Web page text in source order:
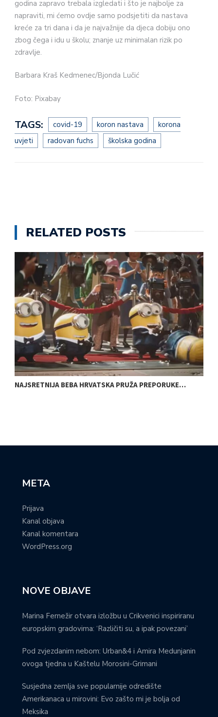
godina zapravo trebala izgledati i što je najbolje za
napraviti, mi ćemo ovdje samo podsjetiti da nastava
kreće za tri dana i da je najvažnije da djeca dobiju ono
zbog čega i idu u školu; znanje uz minimalan rizik po
zdravlje.
Barbara Kraš Kedmenec/Bjonda Lučić
Foto: Pixabay
TAGS: covid-19 koron nastava
korona
uvjeti
radovan fuchs školska godina
RELATED POSTS
NAJSRETNIJA BEBA HRVATSKA PRUŽA PREPORUKE…
META
Prijava
Kanal objava
Kanal komentara
WordPress.org
NOVE OBJAVE
Marina Fernežir otvara izložbu u Crikvenici inspiriranu
europskim gradovima: ‘Različiti su, a ipak povezani’
Pod zvjezdanim nebom: Urban&4 i Amira Medunjanin
ovoga tjedna u Kaštelu Morosini-Grimani
Susjedna zemlja sve popularnije odredište
Amerikanaca u mirovini: Evo zašto mi je bolja od
Meksika